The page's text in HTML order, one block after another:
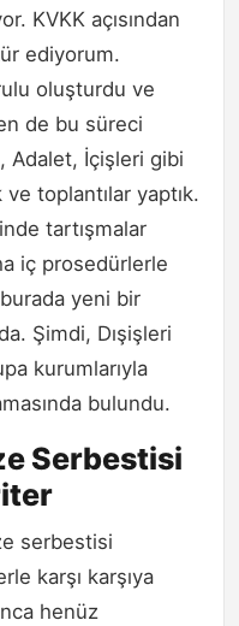
KVKK açısından
ediyorum.
oluşturdu ve
de bu süreci
Adalet, İçişleri gibi
ve toplantılar yaptık.
tartışmalar
iç prosedürlerle
yeni bir
Şimdi, Dışişleri
kurumlarıyla
bulundu.
Serbestisi
serbestisi
karşı karşıya
henüz